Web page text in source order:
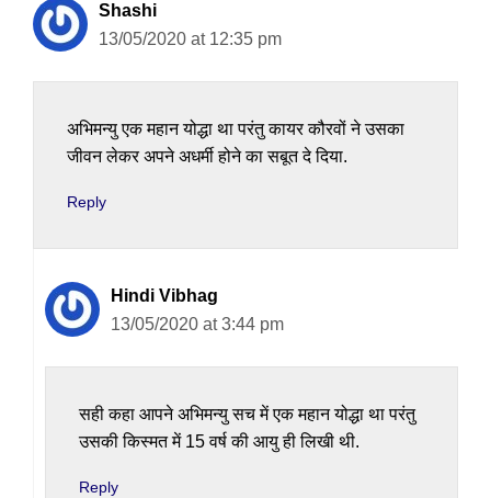
Shashi
13/05/2020 at 12:35 pm
अभिमन्यु एक महान योद्धा था परंतु कायर कौरवों ने उसका
जीवन लेकर अपने अधर्मी होने का सबूत दे दिया.
Reply
Hindi Vibhag
13/05/2020 at 3:44 pm
सही कहा आपने अभिमन्यु सच में एक महान योद्धा था परंतु
उसकी किस्मत में 15 वर्ष की आयु ही लिखी थी.
Reply